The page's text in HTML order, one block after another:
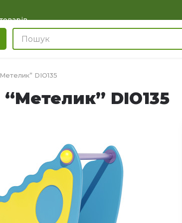
DIO135
DIO135